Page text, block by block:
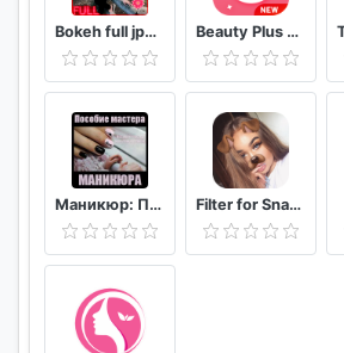
Bokeh full jpg offline 2020 Beauty Plus Camera - Selfie Makeup
Маникюр: Пособие мастера маникюра Filter for Snapchat